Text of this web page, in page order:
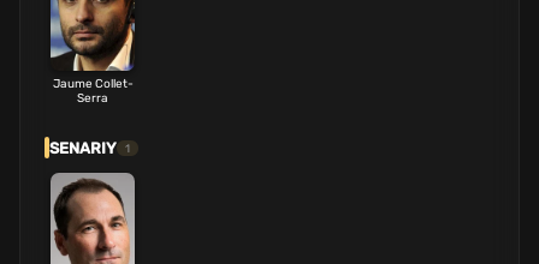
Jaume Collet-
Serra
SENARIY 1